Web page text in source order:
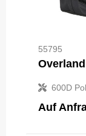
55795
600D
Auf